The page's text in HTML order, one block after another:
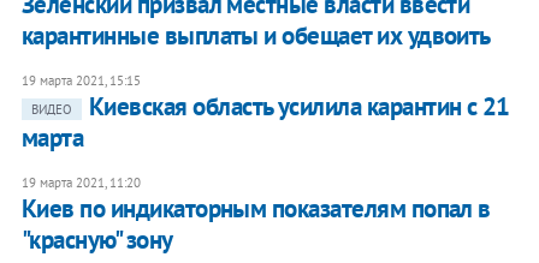
карантинные выплаты и обещает их удвоить
19 марта 2021, 15:15
ВИДЕО
Киевская область усилила карантин с 21
марта
19 марта 2021, 11:20
Киев по индикаторным показателям попал в
"красную" зону